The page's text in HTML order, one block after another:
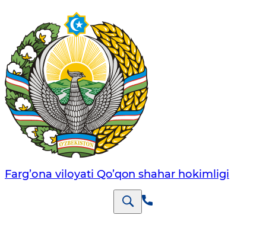
Farg’оnа vilоyati Qo’qon shahar hоkimligi